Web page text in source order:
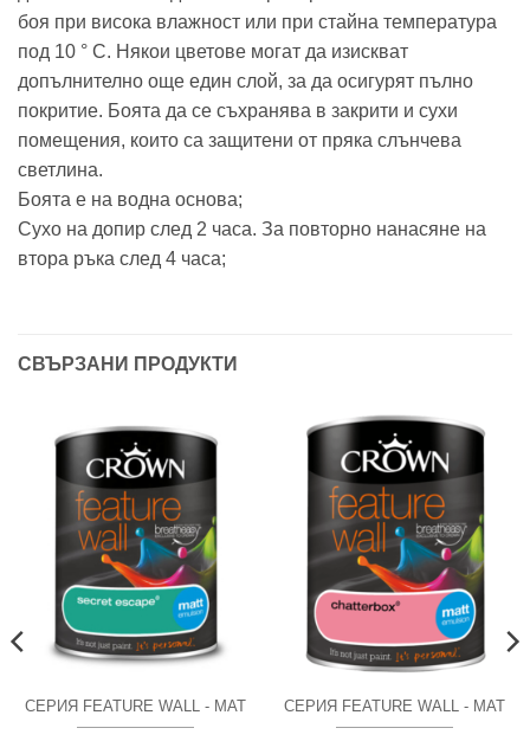
боя при висока влажност или при стайна температура
под 10 ° C. Някои цветове могат да изискват
допълнително още един слой, за да осигурят пълно
покритие. Боята да се съхранява в закрити и сухи
помещения, които са защитени от пряка слънчева
светлина.
Боята е на водна основа;
Сухо на допир след 2 часа. За повторно нанасяне на
втора ръка след 4 часа;
СВЪРЗАНИ ПРОДУКТИ
СЕРИЯ FEATURE WALL - МАТ СЕРИЯ FEATURE WALL - МАТ